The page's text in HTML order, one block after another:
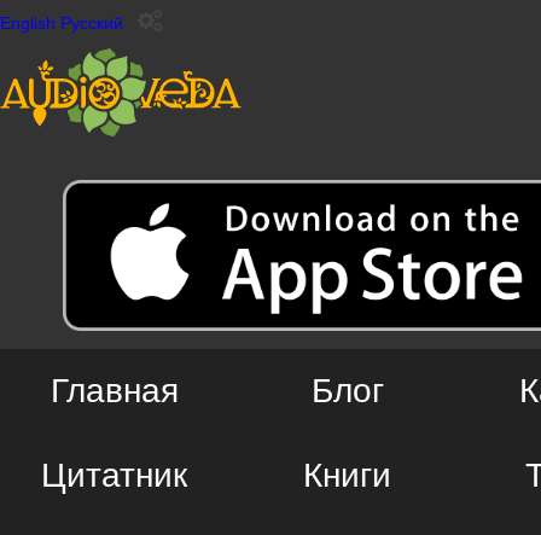
English Русский
Главная Блог
Цитатник Книги